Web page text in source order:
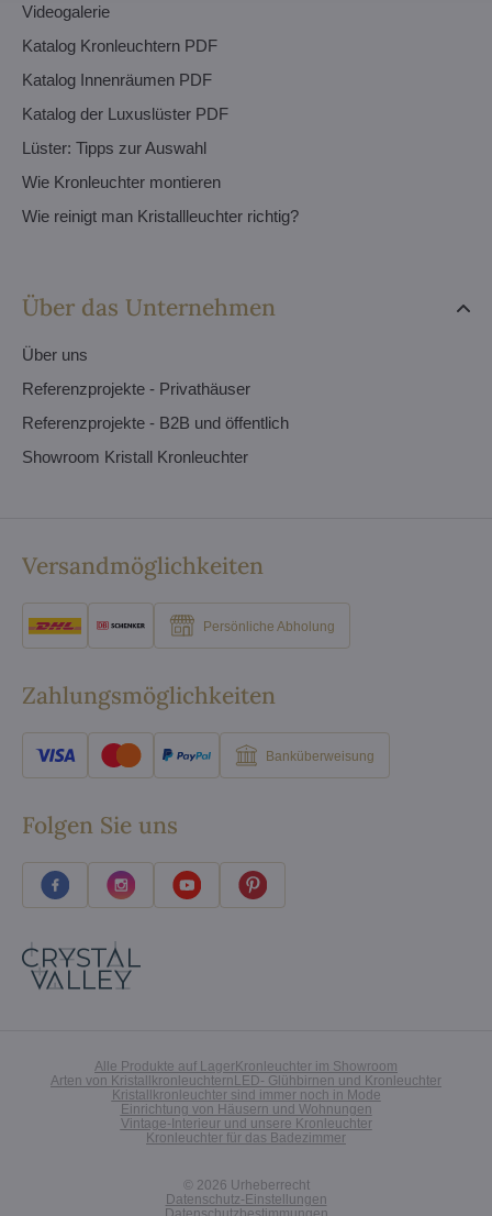
Videogalerie
Katalog Kronleuchtern PDF
Katalog Innenräumen PDF
Katalog der Luxuslüster PDF
Lüster: Tipps zur Auswahl
Wie Kronleuchter montieren
Wie reinigt man Kristallleuchter richtig?
Über das Unternehmen
Über uns
Referenzprojekte - Privathäuser
Referenzprojekte - B2B und öffentlich
Showroom Kristall Kronleuchter
Versandmöglichkeiten
Persönliche Abholung
Zahlungsmöglichkeiten
Banküberweisung
Folgen Sie uns
Alle Produkte auf LagerKronleuchter im Showroom
Arten von Kristallkronleuchtern LED- Glühbirnen und Kronleuchter
Kristallkronleuchter sind immer noch in Mode
Einrichtung von Häusern und Wohnungen
Vintage-Interieur und unsere Kronleuchter
Kronleuchter für das Badezimmer
© 2026 Urheberrecht
Datenschutz-Einstellungen